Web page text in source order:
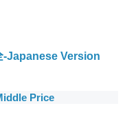
-Japanese Version
Price